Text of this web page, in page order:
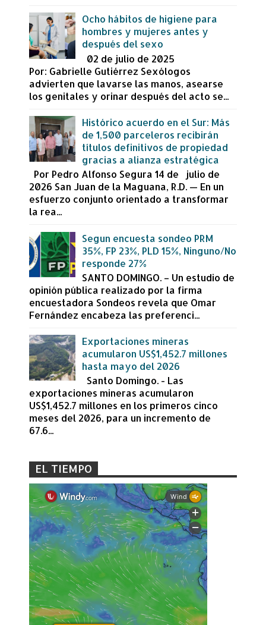
Ocho hábitos de higiene para
hombres y mujeres antes y
después del sexo
02 de julio de 2025
Por: Gabrielle Gutiérrez Sexólogos
advierten que lavarse las manos, asearse
los genitales y orinar después del acto se...
Histórico acuerdo en el Sur: Más
de 1,500 parceleros recibirán
títulos definitivos de propiedad
gracias a alianza estratégica
Por Pedro Alfonso Segura 14 de julio de
2026 San Juan de la Maguana, R.D. — En un
esfuerzo conjunto orientado a transformar
la rea...
Segun encuesta sondeo PRM
35%, FP 23%, PLD 15%, Ninguno/No
responde 27%
SANTO DOMINGO. – Un estudio de
opinión pública realizado por la firma
encuestadora Sondeos revela que Omar
Fernández encabeza las preferenci...
Exportaciones mineras
acumularon US$1,452.7 millones
hasta mayo del 2026
Santo Domingo. - Las
exportaciones mineras acumularon
US$1,452.7 millones en los primeros cinco
meses del 2026, para un incremento de
67.6...
EL TIEMPO